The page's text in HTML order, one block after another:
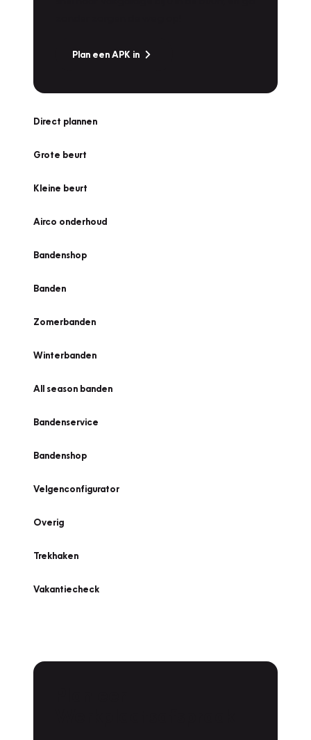
Plan een APK in
Direct plannen
Grote beurt
Kleine beurt
Airco onderhoud
Bandenshop
Banden
Zomerbanden
Winterbanden
All season banden
Bandenservice
Bandenshop
Velgenconfigurator
Overig
Trekhaken
Vakantiecheck